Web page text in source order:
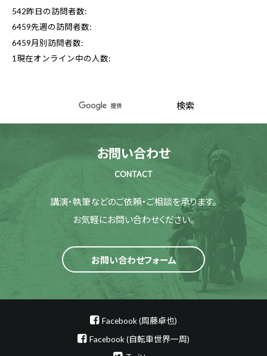
542昨日の訪問者数:
6459先週の訪問者数:
6459月別訪問者数:
1 現在オンライン中の人数:
お問い合わせ
CONTACT
講演・執筆などのご依頼・ご相談を承ります。
お気軽にお問い合わせください。
お問い合わせフォーム
Facebook (周藤卓也)
Facebook (自転車世界一周)